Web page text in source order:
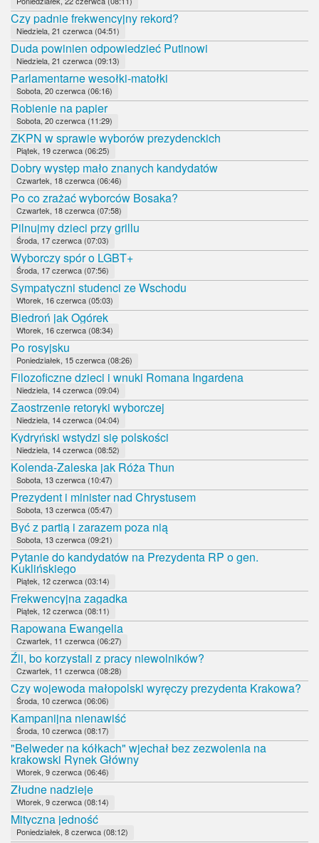
Czy padnie frekwencyjny rekord?
Niedziela, 21 czerwca (04:51)
Duda powinien odpowiedzieć Putinowi
Niedziela, 21 czerwca (09:13)
Parlamentarne wesołki-matołki
Sobota, 20 czerwca (06:16)
Robienie na papier
Sobota, 20 czerwca (11:29)
ZKPN w sprawie wyborów prezydenckich
Piątek, 19 czerwca (06:25)
Dobry występ mało znanych kandydatów
Czwartek, 18 czerwca (06:46)
Po co zrażać wyborców Bosaka?
Czwartek, 18 czerwca (07:58)
Pilnujmy dzieci przy grillu
Środa, 17 czerwca (07:03)
Wyborczy spór o LGBT+
Środa, 17 czerwca (07:56)
Sympatyczni studenci ze Wschodu
Wtorek, 16 czerwca (05:03)
Biedroń jak Ogórek
Wtorek, 16 czerwca (08:34)
Po rosyjsku
Poniedziałek, 15 czerwca (08:26)
Filozoficzne dzieci i wnuki Romana Ingardena
Niedziela, 14 czerwca (09:04)
Zaostrzenie retoryki wyborczej
Niedziela, 14 czerwca (04:04)
Kydryński wstydzi się polskości
Niedziela, 14 czerwca (08:52)
Kolenda-Zaleska jak Róża Thun
Sobota, 13 czerwca (10:47)
Prezydent i minister nad Chrystusem
Sobota, 13 czerwca (05:47)
Być z partią i zarazem poza nią
Sobota, 13 czerwca (09:21)
Pytanie do kandydatów na Prezydenta RP o gen.
Kuklińskiego
Piątek, 12 czerwca (03:14)
Frekwencyjna zagadka
Piątek, 12 czerwca (08:11)
Rapowana Ewangelia
Czwartek, 11 czerwca (06:27)
Źli, bo korzystali z pracy niewolników?
Czwartek, 11 czerwca (08:28)
Czy wojewoda małopolski wyręczy prezydenta Krakowa?
Środa, 10 czerwca (06:06)
Kampanijna nienawiść
Środa, 10 czerwca (08:17)
"Belweder na kółkach" wjechał bez zezwolenia na
krakowski Rynek Główny
Wtorek, 9 czerwca (06:46)
Złudne nadzieje
Wtorek, 9 czerwca (08:14)
Mityczna jedność
Poniedziałek, 8 czerwca (08:12)